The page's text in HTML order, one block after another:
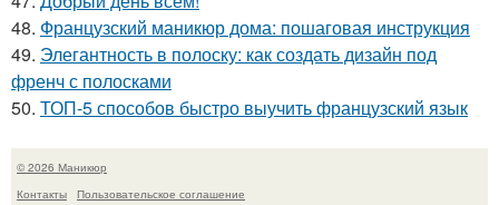
48. Французский маникюр дома: пошаговая инструкция
49. Элегантность в полоску: как создать дизайн под
френч с полосками
50. ТОП-5 способов быстро выучить французский язык
© 2026 Маникюр
Контакты
Пользовательское соглашение